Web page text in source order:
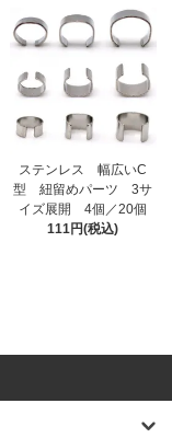
ステンレス 幅広いC
型 紐留めパーツ 3サ
イズ展開 4個／20個
111円(税込)